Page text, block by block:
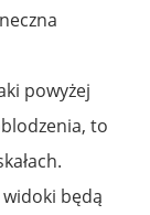
powyżej
to
będą